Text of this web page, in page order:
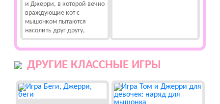
и Джерри, в которой вечно
враждующие кот с
мышонком пытаются
насолить друг другу,
ДРУГИЕ КЛАССНЫЕ ИГРЫ